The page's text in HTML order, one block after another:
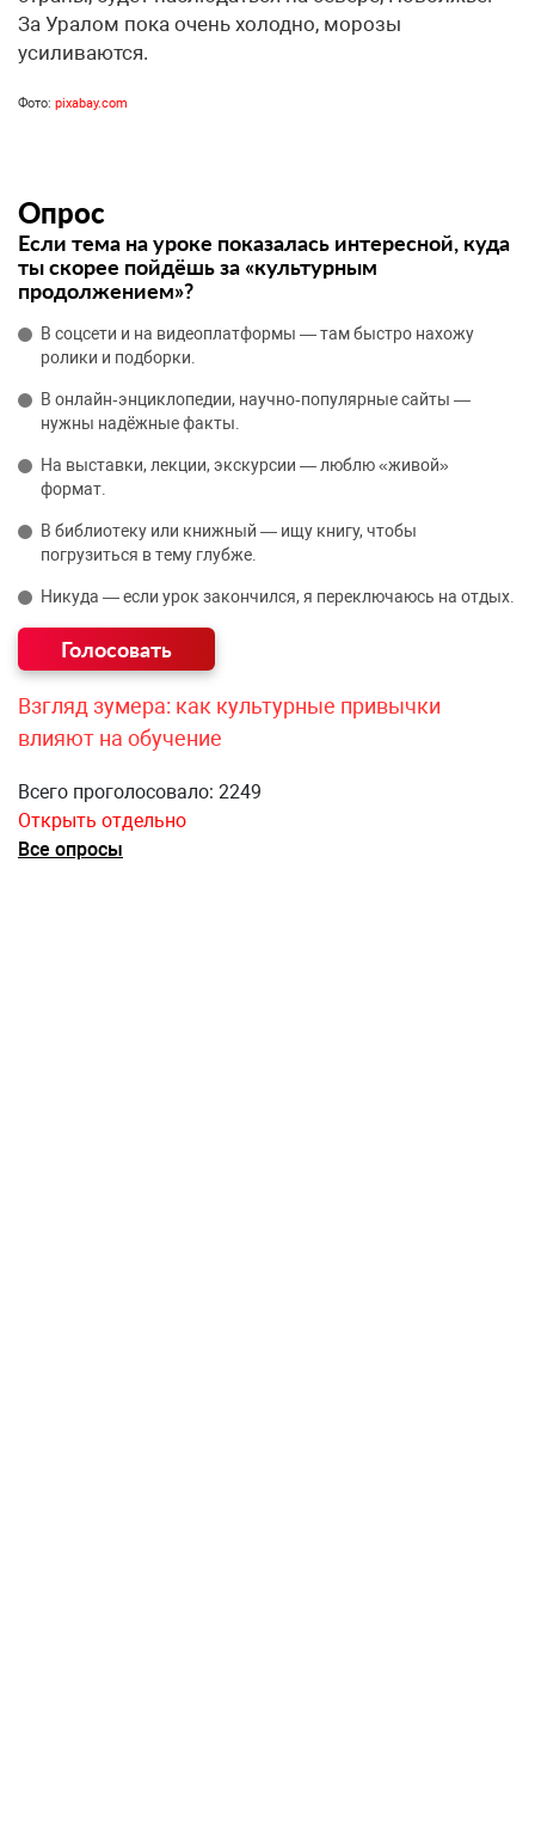
За Уралом пока очень холодно, морозы
усиливаются.
Фото: pixabay.com
Опрос
Если тема на уроке показалась интересной, куда
ты скорее пойдёшь за «культурным
продолжением»?
В соцсети и на видеоплатформы — там быстро нахожу
ролики и подборки.
В онлайн‑энциклопедии, научно‑популярные сайты —
нужны надёжные факты.
На выставки, лекции, экскурсии — люблю «живой»
формат.
В библиотеку или книжный — ищу книгу, чтобы
погрузиться в тему глубже.
Никуда — если урок закончился, я переключаюсь на отдых.
Взгляд зумера: как культурные привычки
влияют на обучение
Всего проголосовало: 2249
Открыть отдельно
Все опросы